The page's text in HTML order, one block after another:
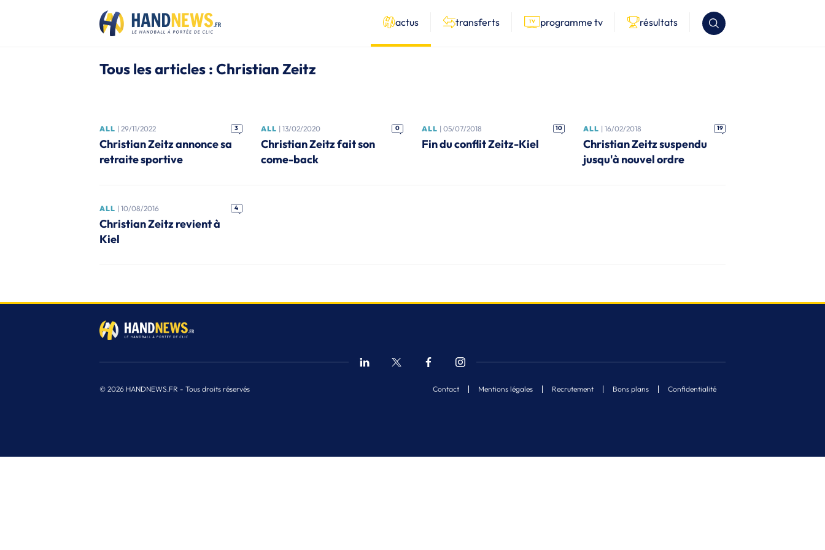
actus transferts programme tv résultats
Tous les articles : Christian Zeitz
ALL | 29/11/2022 3
Christian Zeitz annonce sa
retraite sportive
ALL | 13/02/2020 0
Christian Zeitz fait son
come-back
ALL | 05/07/2018 10
Fin du conflit Zeitz-Kiel
ALL | 16/02/2018 19
Christian Zeitz suspendu
jusqu'à nouvel ordre
ALL | 10/08/2016 4
Christian Zeitz revient à
Kiel
© 2026 HANDNEWS.FR - Tous droits réservés Contact Mentions légales Recrutement Bons plans Confidentialité